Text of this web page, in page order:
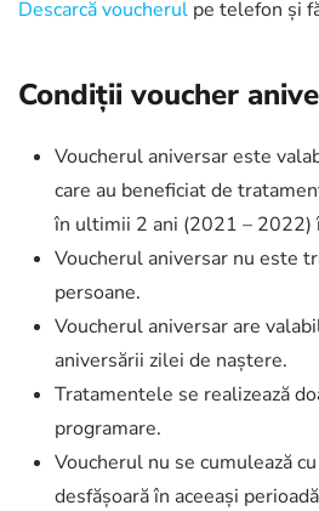
Descarcă voucherul pe telefon și
Condiții voucher
Voucherul aniversar este
care au beneficiat de
în ultimii 2 ani (2021 – 2022)
Voucherul aniversar nu este
persoane.
Voucherul aniversar are
aniversării zilei de naștere.
Tratamentele se realizează
programare.
Voucherul nu se cumulează
desfășoară în aceeași